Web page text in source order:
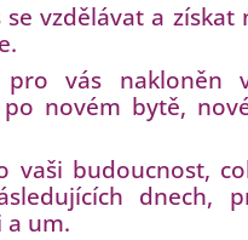
se vzdělávat a
vás nakloněn v
novém bytě,
vaši budoucnost,
dnech,
a um.